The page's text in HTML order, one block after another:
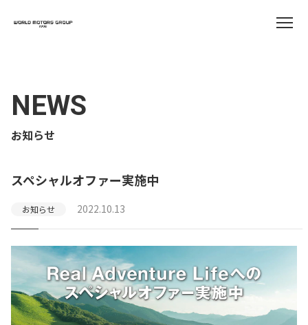
NEWS
お知らせ
スペシャルオファー実施中
お知らせ 2022.10.13